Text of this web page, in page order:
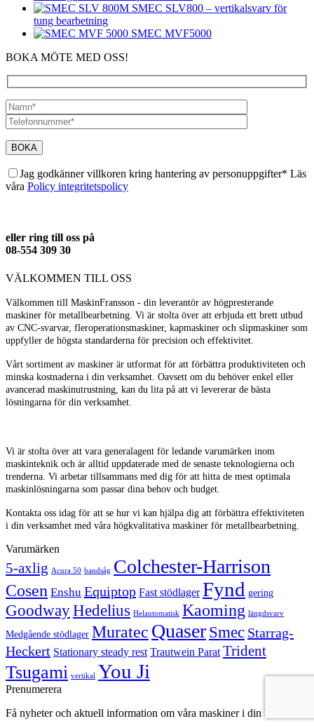
SMEC SLV800 – vertikalsvarv för
tung bearbetning
SMEC MVF5000
BOKA MÖTE MED OSS!
Jag godkänner villkoren kring hantering av personuppgifter* Läs
våra Policy integritetspolicy
eller ring till oss på
08-554 309 30
VÄLKOMMEN TILL OSS
Välkommen till MaskinFransson - din leverantör av högpresterande
maskiner för metallbearbetning. Vi är stolta över att erbjuda ett brett utbud
av CNC-svarvar, fleroperationsmaskiner, kapmaskiner och slipmaskiner som
uppfyller de högsta standarderna för precision och effektivitet.
Vårt sortiment av maskiner är utformat för att förbättra produktiviteten och
minska kostnaderna i din verksamhet. Oavsett om du behöver enkel eller
avancerad maskinutrustning, kan du lita på att vi levererar de bästa
lösningarna för din verksamhet.
Vi är stolta över att vara generalagent för ledande varumärken inom
maskinteknik och är alltid uppdaterade med de senaste teknologierna och
trenderna. Vi arbetar tillsammans med dig för att hitta de mest optimala
maskinlösningarna som passar dina behov och budget.
Kontakta oss idag för att se hur vi kan hjälpa dig att förbättra effektiviteten
i din verksamhet med våra högkvalitativa maskiner för metallbearbetning.
Varumärken
5-axlig Acura 50 bandsåg Colchester-Harrison
Cosen Enshu Equiptop Fast stödlager Fynd gering
GoodwayHedelius Helautomatisk Kaoming längdsvarv
Medgående stödlager Muratec QuaserSmec Starrag-
Heckert Stationary steady rest Trautwein Parat Trident
Tsugami vertikal You Ji
Prenumerera
Få nyheter och aktuell information om våra maskiner i din brevlåda!